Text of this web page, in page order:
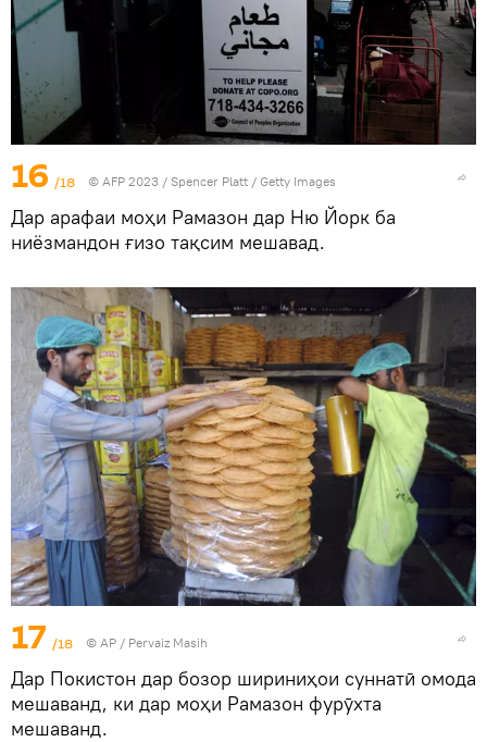
16 /18 © AFP 2023 / Spencer Platt / Getty Images
Дар арафаи моҳи Рамазон дар Ню Йорк ба
ниёзмандон ғизо тақсим мешавад.
17 /18 © AP / Pervaiz Masih
Дар Покистон дар бозор шириниҳои суннатӣ омода
мешаванд, ки дар моҳи Рамазон фурӯхта
мешаванд.